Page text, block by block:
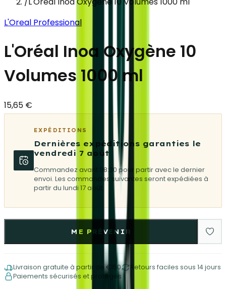
L'Oreal Professional
L'Oréal Inoa Oxygène 10
Volumes 1000 ml
15,65 €
EXPÉDITIONS
Dernières expéditions garanties le
vendredi 7 août
Commandez avant 08:30 pour partir avec le dernier
envoi. Les commandes suivantes seront expédiées à
partir du lundi 17 août.
ME PRÉVENIR
Livraison gratuite à partir de €150
Retours faciles sous 14 jours
Paiements sécurisés et protégés